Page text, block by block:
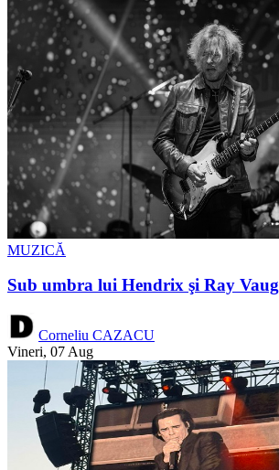
MUZICĂ
Sub umbra lui Hendrix şi Ray
Corneliu CAZACU
Vineri, 07 Aug